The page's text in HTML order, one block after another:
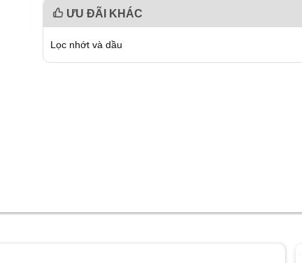
ƯU ĐÃI KHÁC
Lọc nhớt và dầu